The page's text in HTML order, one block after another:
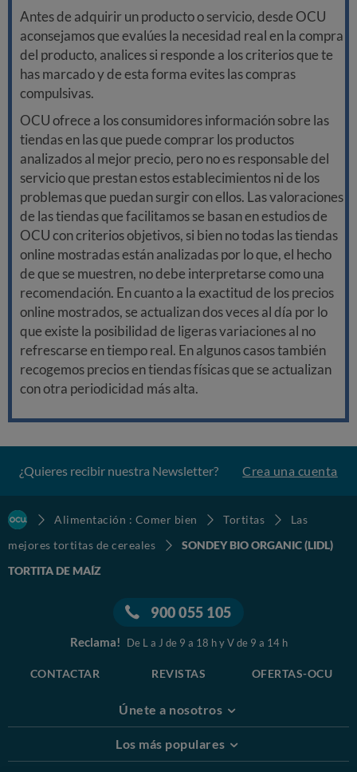
Antes de adquirir un producto o servicio, desde OCU
aconsejamos que evalúes la necesidad real en la compra
del producto, analices si responde a los criterios que te
has marcado y de esta forma evites las compras
compulsivas.
OCU ofrece a los consumidores información sobre las
tiendas en las que puede comprar los productos
analizados al mejor precio, pero no es responsable del
servicio que prestan estos establecimientos ni de los
problemas que puedan surgir con ellos. Las valoraciones
de las tiendas que facilitamos se basan en estudios de
OCU con criterios objetivos, si bien no todas las tiendas
online mostradas están analizadas por lo que, el hecho
de que se muestren, no debe interpretarse como una
recomendación. En cuanto a la exactitud de los precios
online mostrados, se actualizan dos veces al día por lo
que existe la posibilidad de ligeras variaciones al no
refrescarse en tiempo real. En algunos casos también
recogemos precios en tiendas físicas que se actualizan
con otra periodicidad más alta.
¿Quieres recibir nuestra Newsletter? Crea una cuenta
Alimentación : Comer bien Tortitas
Las
mejores tortitas de cereales
SONDEY BIO ORGANIC (LIDL)
TORTITA DE MAÍZ
900 055 105
Reclama! De L a J de 9 a 18 h y V de 9 a 14 h
CONTACTAR REVISTAS OFERTAS-OCU
Únete a nosotros
Los más populares